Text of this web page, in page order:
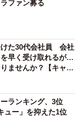
ファン募る
けた30代会社員 会社
早く受け取れるが…
ませんか？【キャリ
ランキング、3位
ュー」を抑えた1位